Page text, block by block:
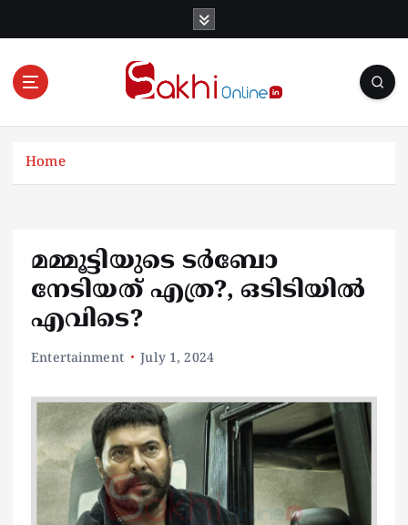
Online News Portal
Home
മമ്മൂട്ടിയുടെ ടര്‍ബോ
നേടിയത് എത്ര?, ഒടിടിയില്‍
എവിടെ?
Entertainment July 1, 2024